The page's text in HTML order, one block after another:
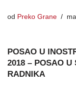
od Preko Grane
POSAO U
2018 – POSAO U
RADNIKA